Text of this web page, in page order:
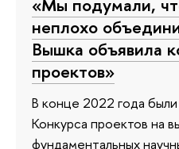
неплохо
Вышка объявила
проектов»
В конце 2022 года
Конкурса проектов на
фундаментальных